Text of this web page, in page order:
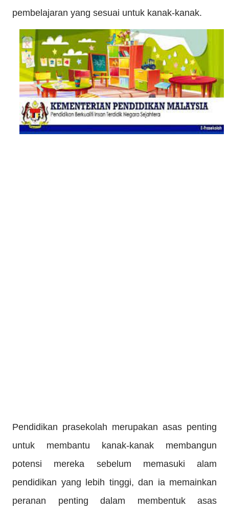
pembelajaran yang sesuai untuk kanak-kanak.
Pendidikan prasekolah merupakan asas penting
untuk membantu kanak-kanak membangun
potensi mereka sebelum memasuki alam
pendidikan yang lebih tinggi, dan ia memainkan
peranan penting dalam membentuk asas